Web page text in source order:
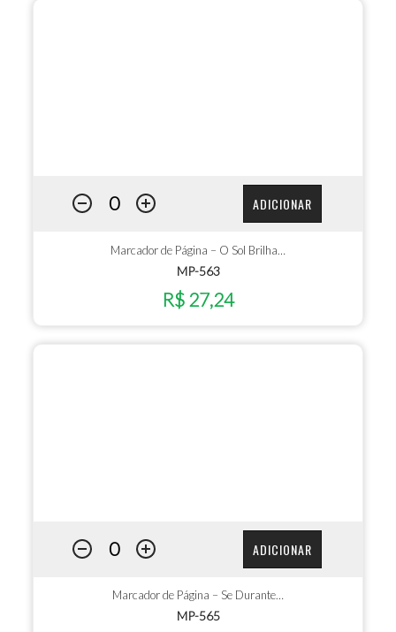
ADICIONAR
Marcador de Página – O Sol Brilha…
MP-563
R$ 27,24
ADICIONAR
Marcador de Página – Se Durante…
MP-565